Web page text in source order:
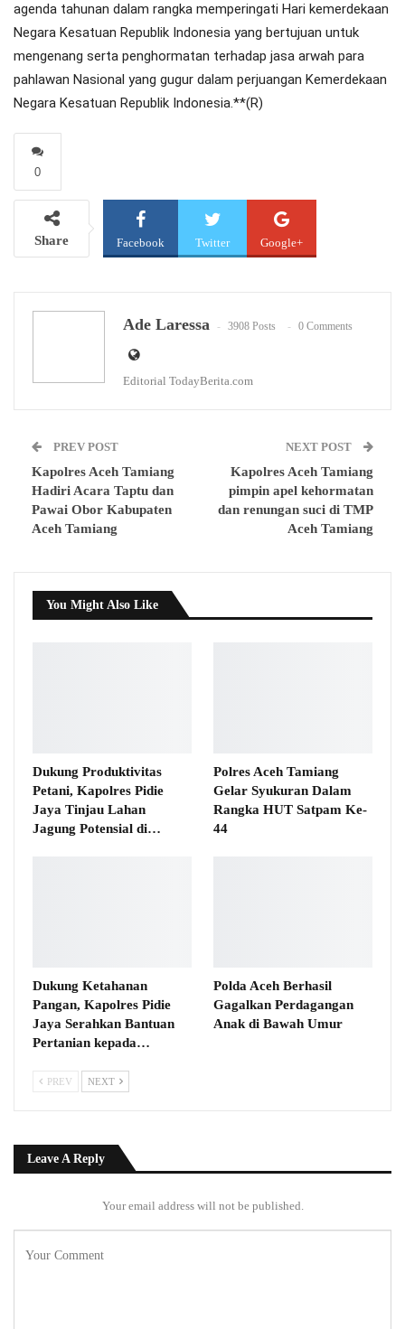
agenda tahunan dalam rangka memperingati Hari kemerdekaan
Negara Kesatuan Republik Indonesia yang bertujuan untuk
mengenang serta penghormatan terhadap jasa arwah para
pahlawan Nasional yang gugur dalam perjuangan Kemerdekaan
Negara Kesatuan Republik Indonesia.**(R)
0
Share Facebook Twitter Google+
Ade Laressa 3908 Posts 0 Comments
Editorial TodayBerita.com
PREV POST
Kapolres Aceh Tamiang
Hadiri Acara Taptu dan
Pawai Obor Kabupaten
Aceh Tamiang
NEXT POST
Kapolres Aceh Tamiang
pimpin apel kehormatan
dan renungan suci di TMP
Aceh Tamiang
You Might Also Like
Dukung Produktivitas
Petani, Kapolres Pidie
Jaya Tinjau Lahan
Jagung Potensial di…
Polres Aceh Tamiang
Gelar Syukuran Dalam
Rangka HUT Satpam Ke-
44
Dukung Ketahanan
Pangan, Kapolres Pidie
Jaya Serahkan Bantuan
Pertanian kepada…
Polda Aceh Berhasil
Gagalkan Perdagangan
Anak di Bawah Umur
PREV NEXT
Leave A Reply
Your email address will not be published.